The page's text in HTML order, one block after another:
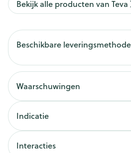
Bekijk alle producten van Teva
Beschikbare
Waarschuwingen
Indicatie
Interacties